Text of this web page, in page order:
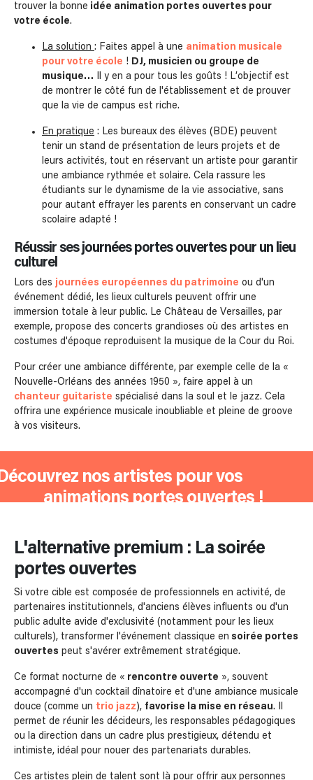
trouver la bonne idée animation portes ouvertes pour
votre école.
La solution : Faites appel à une animation musicale
pour votre école ! DJ, musicien ou groupe de
musique… Il y en a pour tous les goûts ! L’objectif est
de montrer le côté fun de l'établissement et de prouver
que la vie de campus est riche.
En pratique : Les bureaux des élèves (BDE) peuvent
tenir un stand de présentation de leurs projets et de
leurs activités, tout en réservant un artiste pour garantir
une ambiance rythmée et solaire. Cela rassure les
étudiants sur le dynamisme de la vie associative, sans
pour autant effrayer les parents en conservant un cadre
scolaire adapté !
Réussir ses journées portes ouvertes pour un lieu
culturel
Lors des journées européennes du patrimoine ou d'un
événement dédié, les lieux culturels peuvent offrir une
immersion totale à leur public. Le Château de Versailles, par
exemple, propose des concerts grandioses où des artistes en
costumes d'époque reproduisent la musique de la Cour du Roi.
Pour créer une ambiance différente, par exemple celle de la «
Nouvelle-Orléans des années 1950 », faire appel à un
chanteur guitariste spécialisé dans la soul et le jazz. Cela
offrira une expérience musicale inoubliable et pleine de groove
à vos visiteurs.
nos artistes pour vos
animations portes ouvertes !
L'alternative premium : La soirée
portes ouvertes
Si votre cible est composée de professionnels en activité, de
partenaires institutionnels, d'anciens élèves influents ou d'un
public adulte avide d'exclusivité (notamment pour les lieux
culturels), transformer l'événement classique en soirée portes
ouvertes peut s'avérer extrêmement stratégique.
Ce format nocturne de « rencontre ouverte », souvent
accompagné d'un cocktail dînatoire et d'une ambiance musicale
douce (comme un trio jazz), favorise la mise en réseau. Il
permet de réunir les décideurs, les responsables pédagogiques
ou la direction dans un cadre plus prestigieux, détendu et
intimiste, idéal pour nouer des partenariats durables.
Ces artistes plein de talent sont là pour offrir aux personnes